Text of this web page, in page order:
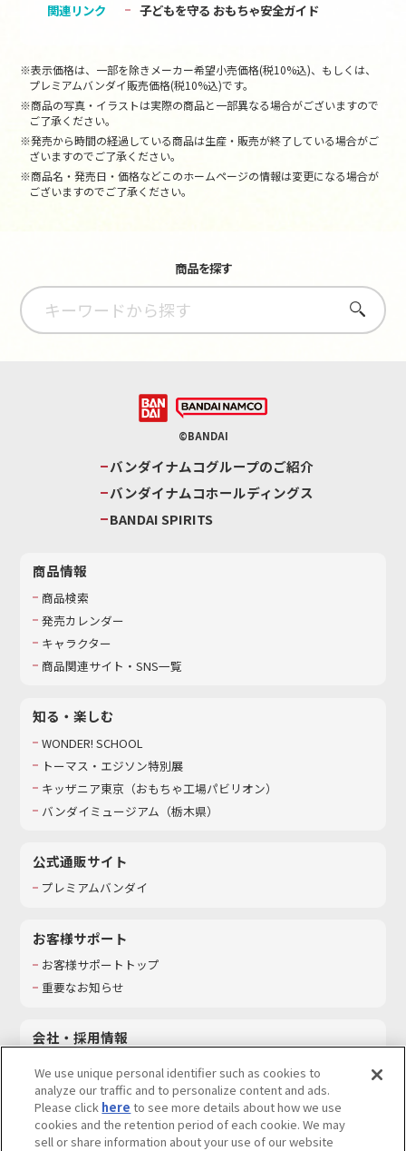
関連リンク
子どもを守る おもちゃ安全ガイド
※表示価格は、一部を除きメーカー希望小売価格(税10%込)、もしくは、
プレミアムバンダイ販売価格(税10%込)です。
※商品の写真・イラストは実際の商品と一部異なる場合がございますので
ご了承ください。
※発売から時間の経過している商品は生産・販売が終了している場合がご
ざいますのでご了承ください。
※商品名・発売日・価格などこのホームページの情報は変更になる場合が
ございますのでご了承ください。
商品を探す
さがす
©BANDAI
バンダイナムコグループのご紹介
バンダイナムコホールディングス
BANDAI SPIRITS
商品情報
商品検索
発売カレンダー
キャラクター
商品関連サイト・SNS一覧
知る・楽しむ
WONDER! SCHOOL
トーマス・エジソン特別展
キッザニア東京（おもちゃ工場パビリオン）​
バンダイミュージアム（栃木県）
公式通販サイト
プレミアムバンダイ
お客様サポート
お客様サポートトップ
重要なお知らせ
会社・採用情報
採用情報
サステナビリティ
お問い合わせ
We use unique personal identifier such as cookies to
analyze our traffic and to personalize content and ads.
Please click here to see more details about how we use
cookies and the retention period of each cookie. We may
sell or share information about your use of our website